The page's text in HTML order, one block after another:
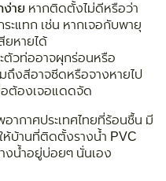
ง่าย หากติดตั้งไม่ดีหรือว่า
ะแทก เช่น หากเจอกับพายุ
ยหายได้
ะตัวท่ออาจผุกร่อนหรือ
ถึงสีอาจซีดหรือจางหายไป
อต้องเจอแดดจัด
ากาศประเทศไทยที่ร้อนชื้น มี
บ้านที่ติดตั้งรางน้ำ PVC
งน้ำอยู่บ่อยๆ นั่นเอง